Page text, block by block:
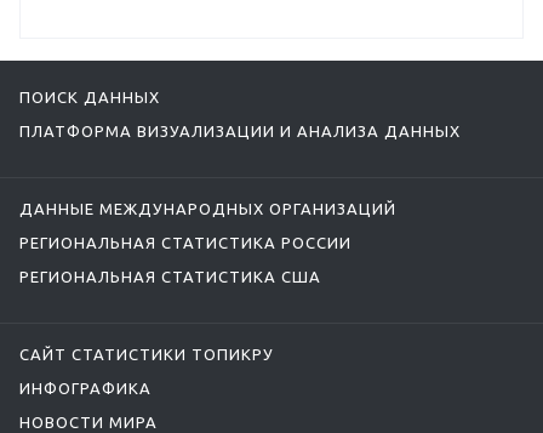
ПОИСК ДАННЫХ
ПЛАТФОРМА ВИЗУАЛИЗАЦИИ И АНАЛИЗА ДАННЫХ
ДАННЫЕ МЕЖДУНАРОДНЫХ ОРГАНИЗАЦИЙ
РЕГИОНАЛЬНАЯ СТАТИСТИКА РОССИИ
РЕГИОНАЛЬНАЯ СТАТИСТИКА США
САЙТ СТАТИСТИКИ ТОПИКРУ
ИНФОГРАФИКА
НОВОСТИ МИРА